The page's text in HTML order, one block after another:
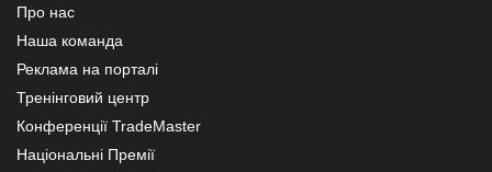
Про нас
Наша команда
Реклама на порталі
Тренінговий центр
Конференції TradeMaster
Національні Премії